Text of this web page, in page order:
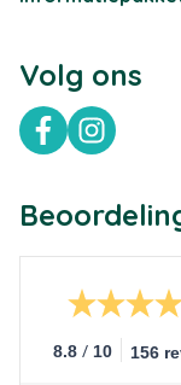
Volg ons
FacebookInstagram
8.8 / 10 156